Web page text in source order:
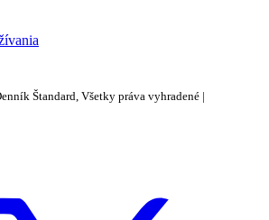
Štandard, Všetky práva vyhradené |